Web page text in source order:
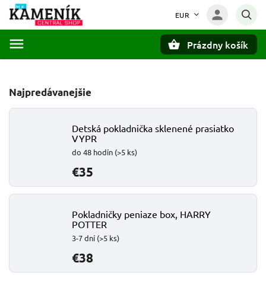
EUR
Prázdny košík
Najpredávanejšie
Detská pokladnička sklenené prasiatko
VYPR
do 48 hodín (>5 ks)
€35
Pokladničky peniaze box, HARRY
POTTER
3-7 dní (>5 ks)
€38